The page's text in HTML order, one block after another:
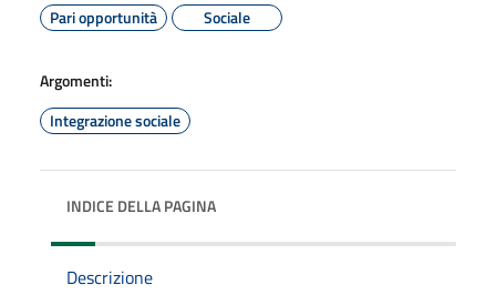
Pari opportunità
Sociale
Argomenti:
Integrazione sociale
INDICE DELLA PAGINA
Descrizione